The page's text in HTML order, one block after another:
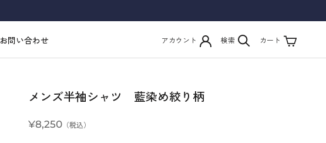
お問い合わせ
アカウント 検索 カート
メンズ半袖シャツ 藍染め絞り柄
¥8,250